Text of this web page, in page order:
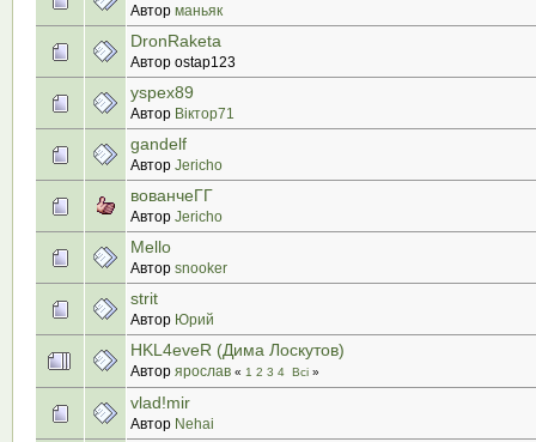
Автор маньяк
DronRaketa
Автор ostap123
yspex89
Автор Віктор71
gandelf
Автор Jericho
вованчеГГ
Автор Jericho
Mello
Автор snooker
strit
Автор Юрий
HKL4eveR (Дима Лоскутов)
Автор ярослав « 1 2 3 4 Всі »
vlad!mir
Автор Nehai